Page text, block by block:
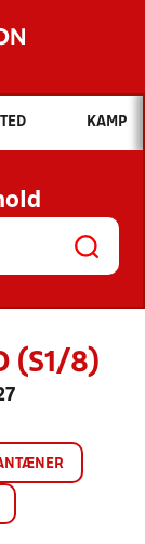
du søge efter?
NYHEDER
OG
KAMP
(S1/8)